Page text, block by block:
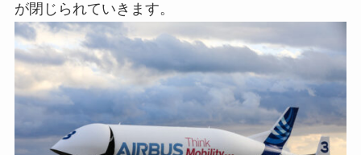
が閉じられていきます。